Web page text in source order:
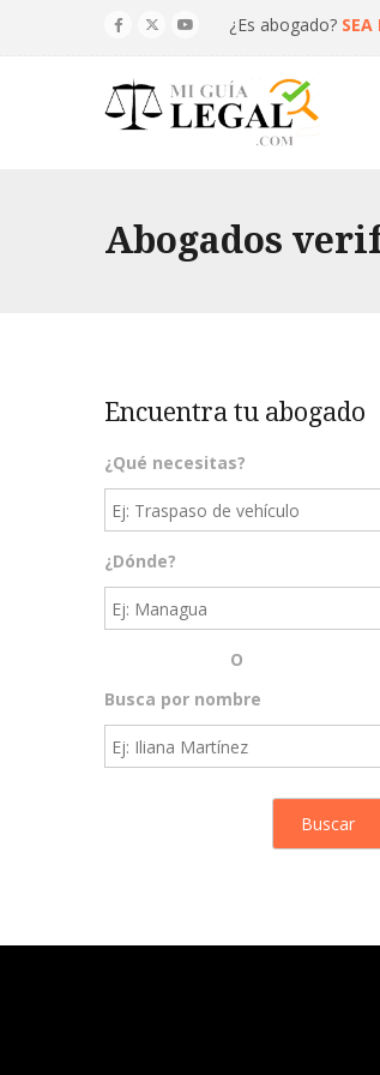
¿Es abogado? SEA
Abogados
Encuentra tu abogado
¿Qué necesitas?
¿Dónde?
O
Busca por nombre